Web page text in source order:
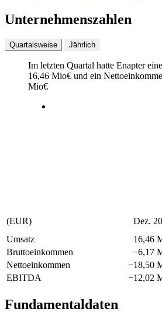
Unternehmenszahlen
Quartalsweise Jährlich
Im letzten Quartal hatte Enapter
16,46 Mio€ und ein
Mio€
(EUR) Dez.
Umsatz
16,46
Bruttoeinkommen
−6,17
Nettoeinkommen
−18,50
EBITDA
−12,02
Fundamentaldaten